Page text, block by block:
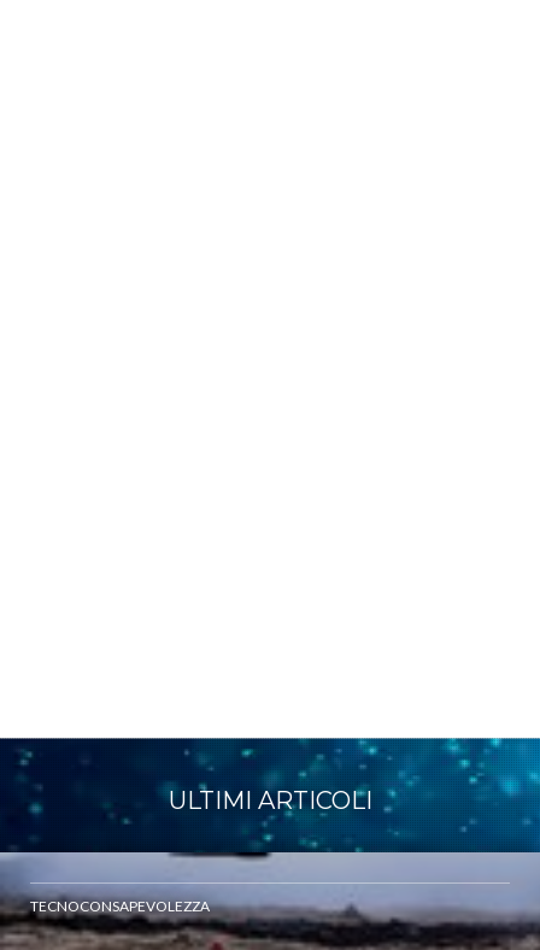
ULTIMI ARTICOLI
TECNOCONSAPEVOLEZZA